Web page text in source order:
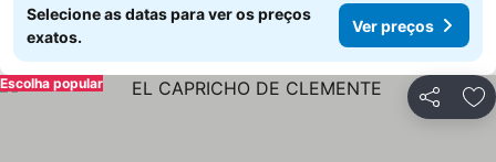
Selecione as datas para ver os preços
exatos.
Ver preços
Partilhar
Escolha popular